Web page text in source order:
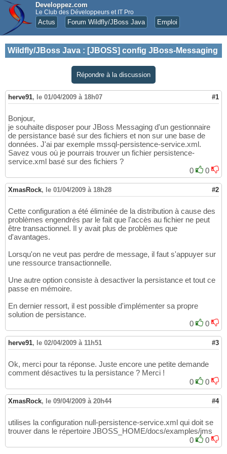
Developpez.com
Le Club des Développeurs et IT Pro
Actus Forum Wildfly/JBoss Java Emploi
Wildfly/JBoss Java : [JBOSS] config JBoss-Messaging
Répondre à la discussion
herve91, le 01/04/2009 à 18h07 #1
Bonjour,
je souhaite disposer pour JBoss Messaging d'un gestionnaire
de persistance basé sur des fichiers et non sur une base de
données. J'ai par exemple mssql-persistence-service.xml.
Savez vous où je pourrais trouver un fichier persistence-
service.xml basé sur des fichiers ?
0
0
XmasRock, le 01/04/2009 à 18h28 #2
Cette configuration a été éliminée de la distribution à cause des
problèmes engendrés par le fait que l'accès au fichier ne peut
être transactionnel. Il y avait plus de problèmes que
d'avantages.
Lorsqu'on ne veut pas perdre de message, il faut s'appuyer sur
une ressource transactionnelle.
Une autre option consiste à desactiver la persistance et tout ce
passe en mémoire.
En dernier ressort, il est possible d'implémenter sa propre
solution de persistance.
0
0
herve91, le 02/04/2009 à 11h51 #3
Ok, merci pour ta réponse. Juste encore une petite demande
comment désactives tu la persistance ? Merci !
0
0
XmasRock, le 09/04/2009 à 20h44 #4
utilises la configuration null-persistence-service.xml qui doit se
trouver dans le répertoire JBOSS_HOME/docs/examples/jms
0
0